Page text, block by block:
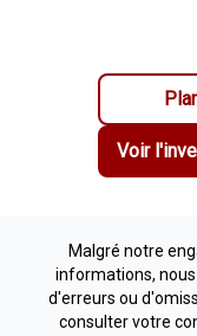
Voir
Malgré notre
informations,
d'erreurs ou
consulter votre